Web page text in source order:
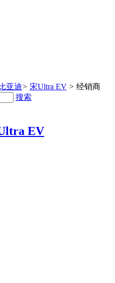
亚迪> 宋Ultra EV > 经销商
搜索
EV